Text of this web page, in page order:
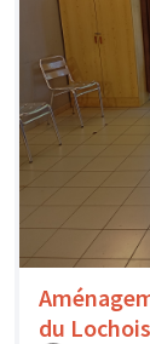
du Lochois